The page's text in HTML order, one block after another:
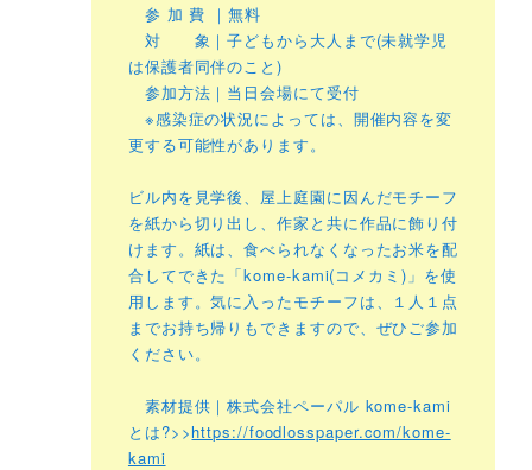
参 加 費 ｜無料
対 象｜子どもから大人まで(未就学児
は保護者同伴のこと)
参加方法｜当日会場にて受付
※感染症の状況によっては、開催内容を変
更する可能性があります。
ビル内を見学後、屋上庭園に因んだモチーフ
を紙から切り出し、作家と共に作品に飾り付
けます。紙は、食べられなくなったお米を配
合してできた「kome-kami(コメカミ)」を使
用します。気に入ったモチーフは、１人１点
までお持ち帰りもできますので、ぜひご参加
ください。
素材提供｜株式会社ペーパル kome-kami
とは?>>https://foodlosspaper.com/kome-
kami